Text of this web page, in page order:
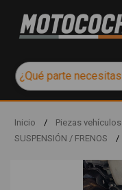
Inicio / Piezas vehículos
SUSPENSIÓN / FRENOS
/